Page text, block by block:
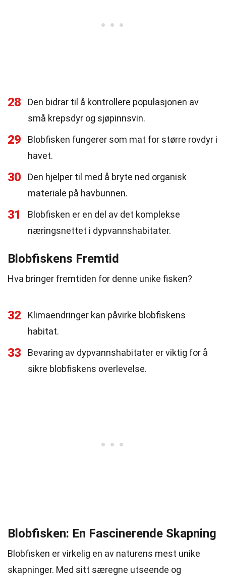
28
Den bidrar til å kontrollere populasjonen av
små krepsdyr og sjøpinnsvin.
29
Blobfisken fungerer som mat for større rovdyr i
havet.
30
Den hjelper til med å bryte ned organisk
materiale på havbunnen.
31
Blobfisken er en del av det komplekse
næringsnettet i dypvannshabitater.
Blobfiskens Fremtid
Hva bringer fremtiden for denne unike fisken?
32
Klimaendringer kan påvirke blobfiskens
habitat.
33
Bevaring av dypvannshabitater er viktig for å
sikre blobfiskens overlevelse.
Blobfisken: En Fascinerende Skapning
Blobfisken er virkelig en av naturens mest unike
skapninger. Med sitt særegne utseende og